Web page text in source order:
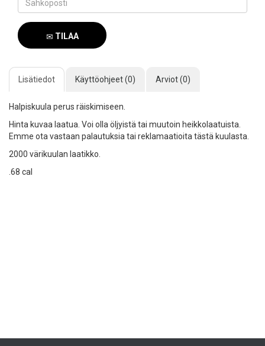
TILAA
Lisätiedot
Käyttöohjeet (0) Arviot (0)
Halpiskuula perus räiskimiseen.
Hinta kuvaa laatua. Voi olla öljyistä tai muutoin heikkolaatuista.
Emme ota vastaan palautuksia tai reklamaatioita tästä kuulasta.
2000 värikuulan laatikko.
.68 cal